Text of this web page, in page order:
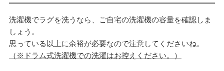
洗濯機でラグを洗うなら、ご自宅の洗濯機の容量を確認しま
しょう。
思っている以上に余裕が必要なので注意してくださいね。
（※ドラム式洗濯機での洗濯はお控えください。）